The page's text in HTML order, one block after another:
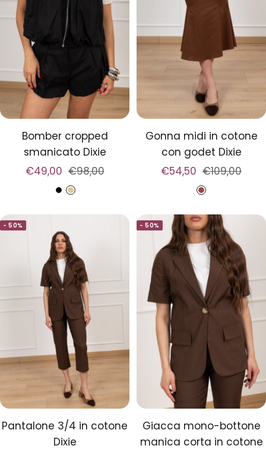
Bomber cropped
smanicato Dixie
Prezzo
€49,00 Prezzo
regolare
€98,00
N
r
o
B
g
e
Gonna midi in cotone
con godet Dixie
Prezzo
€54,50 Prezzo
regolare
€109,00
C
o
g
n
c
- 50%
Pantalone 3/4 in cotone
Dixie
- 50%
Giacca mono-bottone
manica corta in cotone